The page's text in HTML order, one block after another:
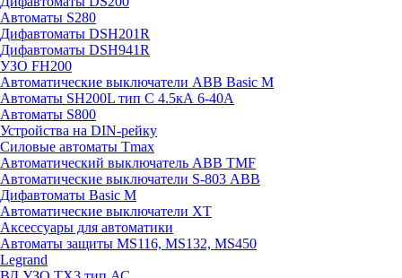
Автоматы S280
Дифавтоматы DSH201R
Дифавтоматы DSH941R
УЗО FH200
Автоматические выключатели ABB Basic M
Автоматы SH200L тип С 4.5кА 6-40А
Автоматы S800
Устройства на DIN-рейку
Силовые автоматы Tmax
Автоматический выключатель ABB TMF
Автоматические выключатели S-803 АВВ
Дифавтоматы Basic M
Автоматические выключатели XT
Аксессуары для автоматики
Автоматы защиты MS116, MS132, MS450
Legrand